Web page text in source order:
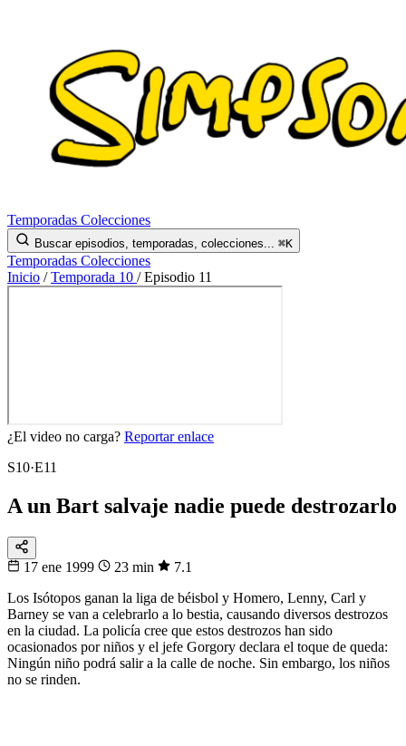
Temporadas Colecciones
Buscar episodios, temporadas, colecciones... ⌘K
Temporadas Colecciones
Inicio / Temporada 10 / Episodio 11
¿El video no carga? Reportar enlace
S10·E11
A un Bart salvaje nadie puede destrozarlo
17 ene 1999 23 min
7.1
Los Isótopos ganan la liga de béisbol y Homero, Lenny, Carl y
Barney se van a celebrarlo a lo bestia, causando diversos destrozos
en la ciudad. La policía cree que estos destrozos han sido
ocasionados por niños y el jefe Gorgory declara el toque de queda:
Ningún niño podrá salir a la calle de noche. Sin embargo, los niños
no se rinden.